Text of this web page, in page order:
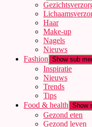
Haar
Make-up
Nagels
Nieuws
Fashion Show sub
Inspiratie
Nieuws
Trends
Tips
Food & health Show
Gezond eten
Gezond leven